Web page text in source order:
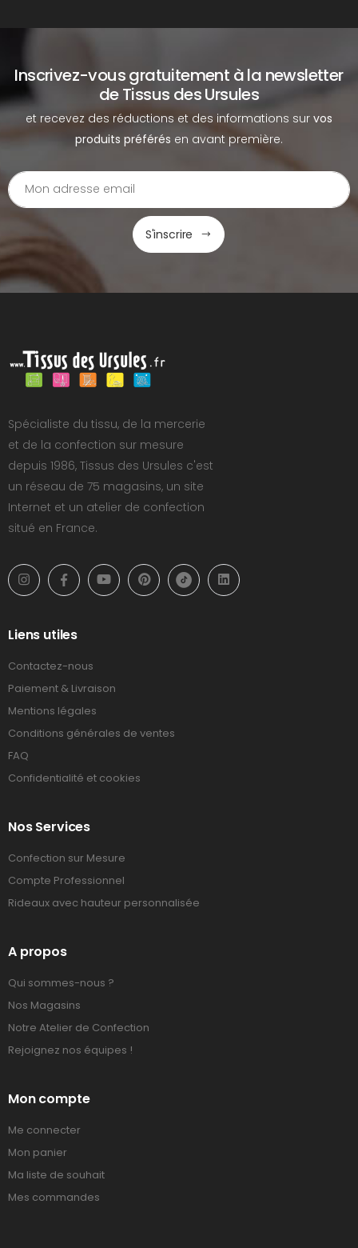
Inscrivez-vous gratuitement à la newsletter
de Tissus des Ursules
et recevez des réductions et des informations sur vos
produits préférés en avant première.
S'inscrire
Spécialiste du tissu, de la mercerie
et de la confection sur mesure
depuis 1986, Tissus des Ursules c'est
un réseau de 75 magasins, un site
Internet et un atelier de confection
situé en France.
Liens utiles
Contactez-nous
Paiement & Livraison
Mentions légales
Conditions générales de ventes
FAQ
Confidentialité et cookies
Nos Services
Confection sur Mesure
Compte Professionnel
Rideaux avec hauteur personnalisée
A propos
Qui sommes-nous ?
Nos Magasins
Notre Atelier de Confection
Rejoignez nos équipes !
Mon compte
Me connecter
Mon panier
Ma liste de souhait
Mes commandes